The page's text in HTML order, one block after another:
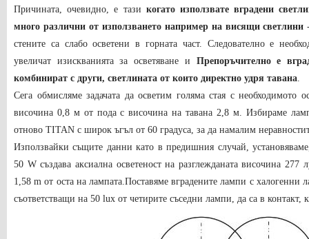
Причината, очевидно, е тази когато използвате вградени
много различни от използването например на висящи светлини
стените са слабо осветени в горната част. Следователно е
увеличат изискванията за осветяване и Препоръчително е
комбинират с други, светлината от които директно удря тавана.
Сега обмисляме задачата да осветим голяма стая с необходимото
височина 0,8 м от пода с височина на тавана 2,8 м. Избираме
отново TITAN с широк ъгъл от 60 градуса, за да намалим
Използвайки същите данни като в предишния случай,
50 W създава аксиална осветеност на разглежданата височина 277
1,58 m от оста на лампата.Поставяме вградените лампи с халогенни
съответстващи на 50 lux от четирите съседни лампи, да са в контакт,